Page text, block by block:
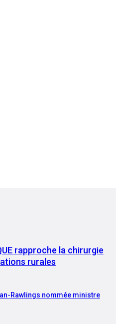
rapproche la chirurgie
rurales
Rawlings nommée ministre